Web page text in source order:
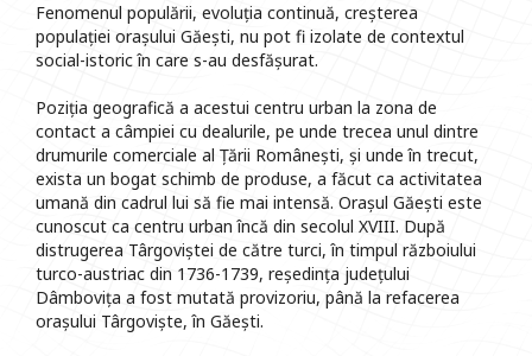
Fenomenul populării, evoluția continuă, creșterea
populației orașului Găești, nu pot fi izolate de contextul
social-istoric în care s-au desfășurat.
Poziția geografică a acestui centru urban la zona de
contact a câmpiei cu dealurile, pe unde trecea unul dintre
drumurile comerciale al Țării Românești, și unde în trecut,
exista un bogat schimb de produse, a făcut ca activitatea
umană din cadrul lui să fie mai intensă. Orașul Găești este
cunoscut ca centru urban încă din secolul XVIII. După
distrugerea Târgoviștei de către turci, în timpul războiului
turco-austriac din 1736-1739, reședința județului
Dâmbovița a fost mutată provizoriu, până la refacerea
orașului Târgoviște, în Găești.